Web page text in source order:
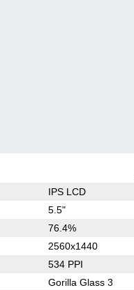
IPS LCD
5.5"
76.4%
2560x1440
534 PPI
Gorilla Glass 3